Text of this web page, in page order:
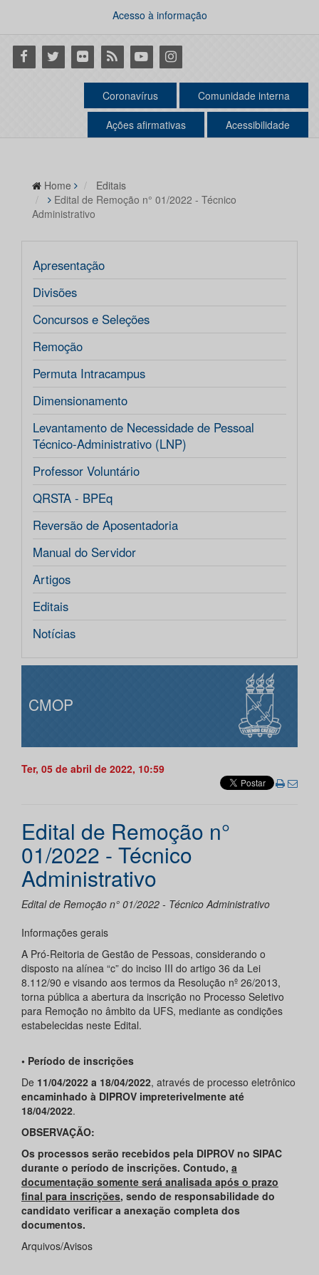
Acesso à informação
Facebook
Twitter Flickr RSS YoutubeInstagram
Coronavírus Comunidade interna
Ações afirmativas Acessibilidade
Home
Editais
Edital de Remoção n° 01/2022 - Técnico
Administrativo
Apresentação
Divisões
Concursos e Seleções
Remoção
Permuta Intracampus
Dimensionamento
Levantamento de Necessidade de Pessoal
Técnico-Administrativo (LNP)
Professor Voluntário
QRSTA - BPEq
Reversão de Aposentadoria
Manual do Servidor
Artigos
Editais
Notícias
CMOP
Ter, 05 de abril de 2022, 10:59
Edital de Remoção n°
01/2022 - Técnico
Administrativo
Edital de Remoção n° 01/2022 - Técnico Administrativo
Informações gerais
A Pró-Reitoria de Gestão de Pessoas, considerando o
disposto na alínea “c” do inciso III do artigo 36 da Lei
8.112/90 e visando aos termos da Resolução nº 26/2013,
torna pública a abertura da inscrição no Processo Seletivo
para Remoção no âmbito da UFS, mediante as condições
estabelecidas neste Edital.
• Período de inscrições
De 11/04/2022 a 18/04/2022, através de processo eletrônico
encaminhado à DIPROV impreterivelmente até
18/04/2022.
OBSERVAÇÃO:
Os processos serão recebidos pela DIPROV no SIPAC
durante o período de inscrições. Contudo, a
documentação somente será analisada após o prazo
final para inscrições, sendo de responsabilidade do
candidato verificar a anexação completa dos
documentos.
Arquivos/Avisos